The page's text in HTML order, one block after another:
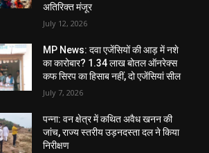
अतिरिक्त मंजूर
July 12, 2026
MP News: दवा एजेंसियों की आड़ में नशे
का कारोबार? 1.34 लाख बोतल ऑनरेक्स
कफ सिरप का हिसाब नहीं, दो एजेंसियां सील
July 7, 2026
पन्ना: वन क्षेत्र में कथित अवैध खनन की
जांच, राज्य स्तरीय उड़नदस्ता दल ने किया
निरीक्षण